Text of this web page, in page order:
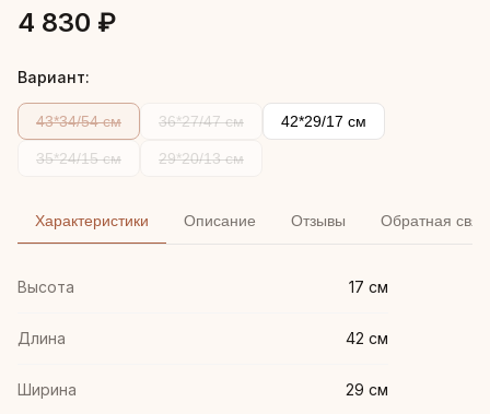
4 830 ₽
Вариант:
43*34/54 см 36*27/47 см 42*29/17 см
35*24/15 см 29*20/13 см
Характеристики Описание Отзывы Обратная
Высота 17 см
Длина 42 см
Ширина 29 см